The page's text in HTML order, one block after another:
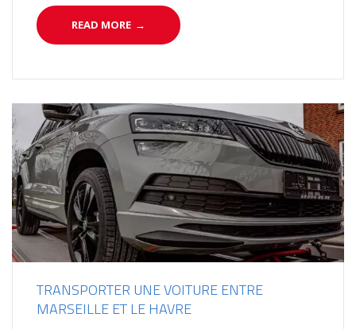
Europe.
READ MORE →
TRANSPORTER UNE VOITURE ENTRE
MARSEILLE ET LE HAVRE